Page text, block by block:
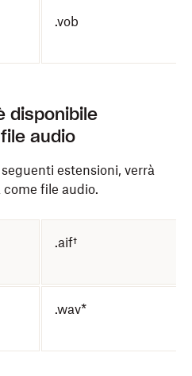
.vob
disponibile
audio
estensioni, verrà
file audio.
.aif†
.wav*